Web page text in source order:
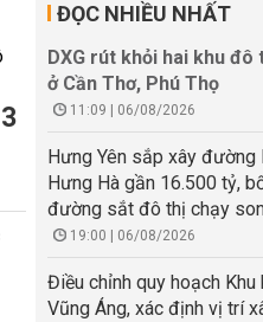
ĐỌC NHIỀU NHẤT
DXG rút khỏi hai khu đô
ở Cần Thơ, Phú Thọ
11:09 | 06/08/2026
Hưng Yên sắp xây đường
Hưng Hà gần 16.500 tỷ,
đường sắt đô thị chạy
19:00 | 06/08/2026
Điều chỉnh quy hoạch Khu
Vũng Áng, xác định vị trí